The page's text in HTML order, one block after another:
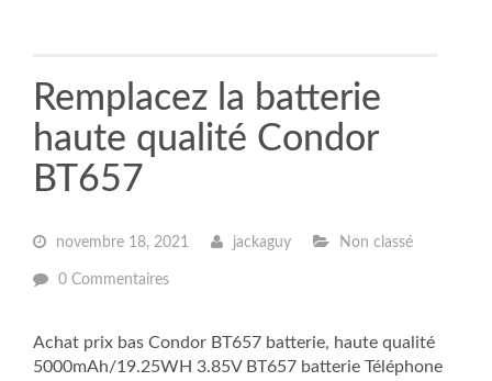
Remplacez la batterie
haute qualité Condor
BT657
novembre 18, 2021 jackaguy Non classé
0 Commentaires
Achat prix bas Condor BT657 batterie, haute qualité
5000mAh/19.25WH 3.85V BT657 batterie Téléphone